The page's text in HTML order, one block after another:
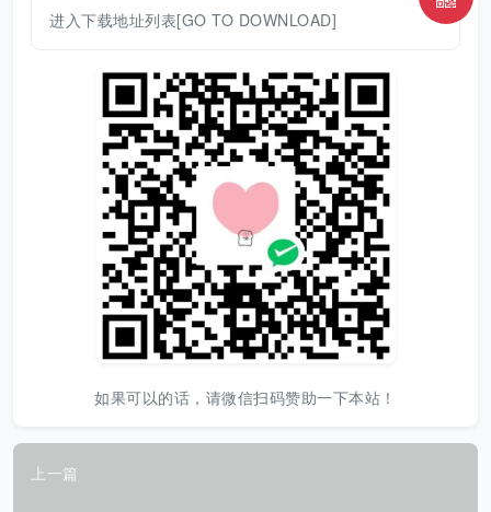
进入下载地址列表[GO TO DOWNLOAD]
如果可以的话，请微信扫码赞助一下本站！
上一篇